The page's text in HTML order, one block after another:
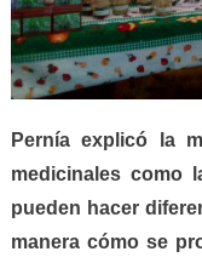
Pernía explicó la
medicinales como
pueden hacer
manera cómo se